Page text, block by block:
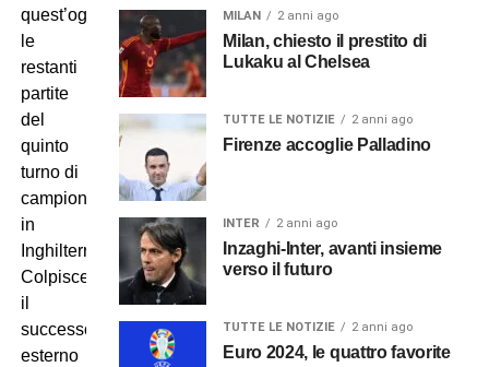
quest’oggi
le
restanti
partite
del
quinto
turno di
campionato
in
Inghilterra.
Colpisce
il
successo
esterno
MILAN 2 anni ago
Milan, chiesto il prestito di
Lukaku al Chelsea
TUTTE LE NOTIZIE 2 anni ago
Firenze accoglie Palladino
INTER 2 anni ago
Inzaghi-Inter, avanti insieme
verso il futuro
TUTTE LE NOTIZIE 2 anni ago
Euro 2024, le quattro favorite